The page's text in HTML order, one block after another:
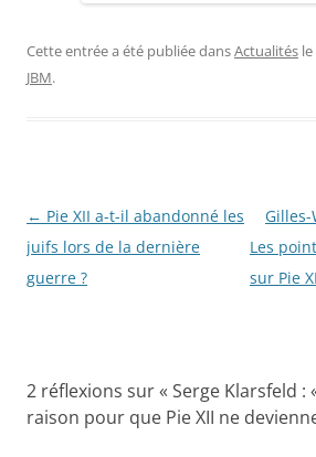
Cette entrée a été publiée dansActualités le
JBM.
Navigation
des
articles
← Pie XII a-t-il abandonné les
juifs lors de la dernière
guerre ?
Les
sur Pie
2 réflexions sur « Serge Klarsfeld :
raison pour que Pie XII ne